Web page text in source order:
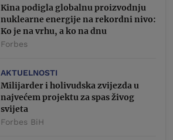
Kina podigla globalnu proizvodnju
nuklearne energije na rekordni nivo:
Ko je na vrhu, a ko na dnu
Forbes
AKTUELNOSTI
Milijarder i holivudska zvijezda u
najvećem projektu za spas živog
svijeta
Forbes BiH